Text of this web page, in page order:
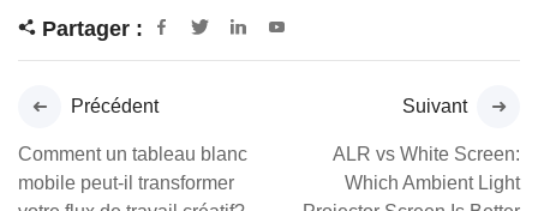
Partager :
Précédent
Comment un tableau blanc
mobile peut-il transformer
Suivant
ALR vs White Screen:
Which Ambient Light